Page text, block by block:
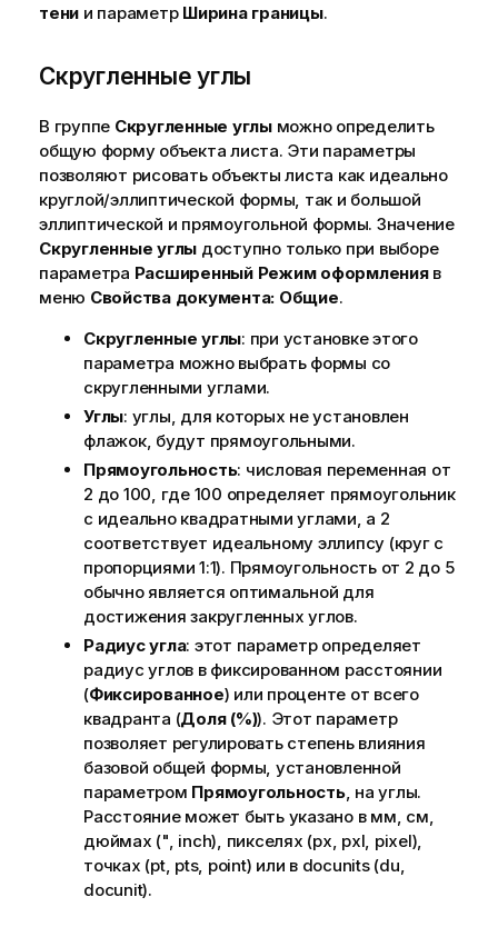
тени и параметр Ширина границы.
Скругленные углы
В группе Скругленные углыможно определить
общую форму объекта листа. Эти параметры
позволяют рисовать объекты листа как идеально
круглой/эллиптической формы, так и большой
эллиптической и прямоугольной формы. Значение
Скругленные углы доступно только при выборе
параметра Расширенный Режим оформленияв
меню Свойства документа: Общие.
Скругленные углы: при установке этого
параметра можно выбрать формы со
скругленными углами.
Углы: углы, для которых не установлен
флажок, будут прямоугольными.
Прямоугольность: числовая переменная от
2 до 100, где 100 определяет прямоугольник
с идеально квадратными углами, а 2
соответствует идеальному эллипсу (круг с
пропорциями 1:1). Прямоугольность от 2 до 5
обычно является оптимальной для
достижения закругленных углов.
Радиус угла: этот параметр определяет
радиус углов в фиксированном расстоянии
(Фиксированное) или проценте от всего
квадранта (Доля (%)). Этот параметр
позволяет регулировать степень влияния
базовой общей формы, установленной
параметром Прямоугольность, на углы.
Расстояние может быть указано в мм, см,
дюймах (", inch), пикселях (px, pxl, pixel),
точках (pt, pts, point) или в docunits (du,
docunit).